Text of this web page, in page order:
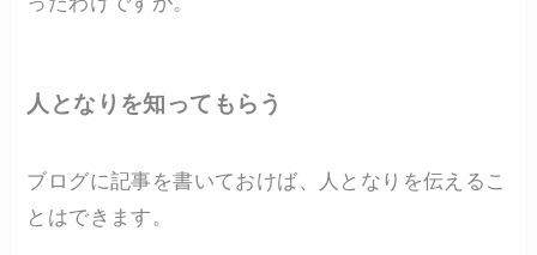
人となりを知ってもらう
ブログに記事を書いておけば、人となりを伝えるこ
とはできます。